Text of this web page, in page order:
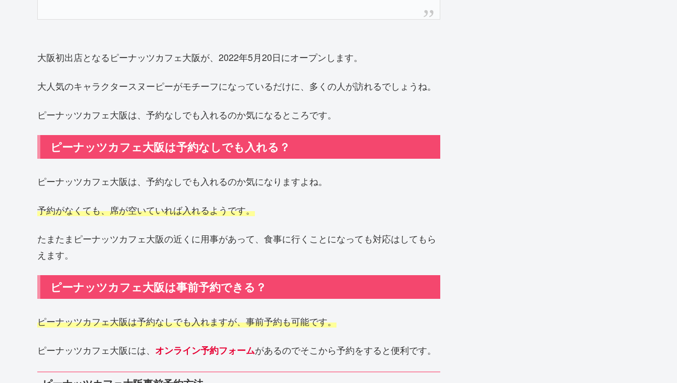
大阪初出店となるピーナッツカフェ大阪が、2022年5月20日にオープンします。
大人気のキャラクタースヌーピーがモチーフになっているだけに、多くの人が訪れるでしょうね。
ピーナッツカフェ大阪は、予約なしでも入れるのか気になるところです。
ピーナッツカフェ大阪は予約なしでも入れる？
ピーナッツカフェ大阪は、予約なしでも入れるのか気になりますよね。
予約がなくても、席が空いていれば入れるようです。
たまたまピーナッツカフェ大阪の近くに用事があって、食事に行くことになっても対応はしてもら
えます。
ピーナッツカフェ大阪は事前予約できる？
ピーナッツカフェ大阪は予約なしでも入れますが、事前予約も可能です。
ピーナッツカフェ大阪には、 オンライン予約フォームがあるのでそこから予約をすると便利です。